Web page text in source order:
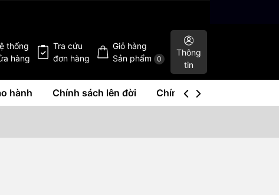
thống
hàng
Tra cứu
đơn hàng
Giỏ hàng
Sản phẩm
0
Thông
tin
hành Chính sách lên đời Chính sách mua lại